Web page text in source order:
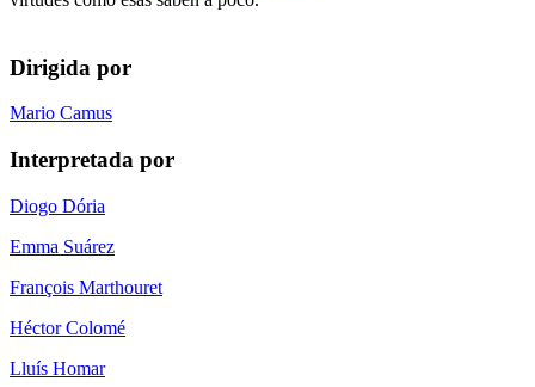
Dirigida por
Mario Camus
Interpretada por
Diogo Dória
Emma Suárez
François Marthouret
Héctor Colomé
Lluís Homar